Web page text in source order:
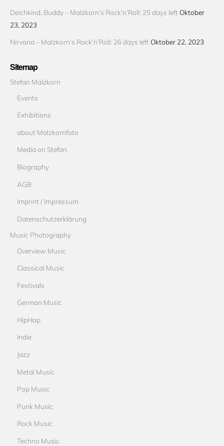
Deichkind, Buddy – Malzkorn’s Rock’n’Roll: 25 days left Oktober
23, 2023
Nirvana – Malzkorn’s Rock’n’Roll: 26 days left Oktober 22, 2023
Sitemap
Stefan Malzkorn
Events
Exhibitions
about Malzkornfoto
Media on Stefan
Biography
AGB
Imprint / Impressum
Datenschutzerklärung
Music Photography
Overview Music
Classical Music
Festivals
German Music
HipHop
Indie
Jazz
Metal Music
Pop Music
Punk Music
Rock Music
Techno Music